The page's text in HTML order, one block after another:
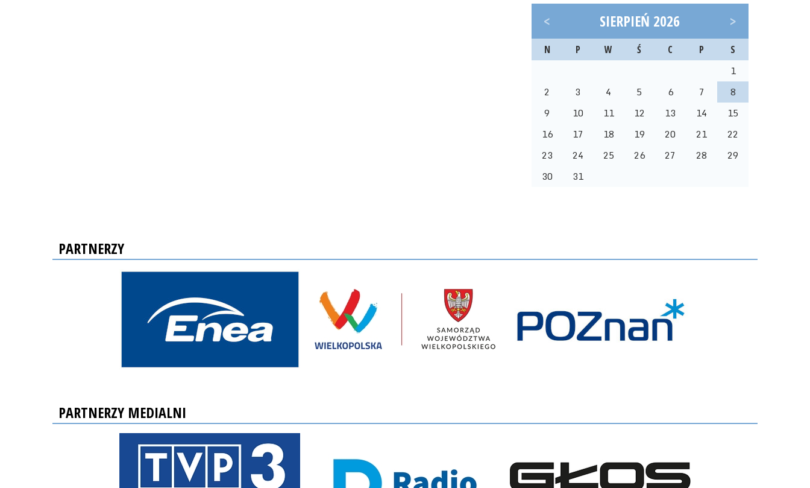
< SIERPIEŃ 2026 >
N P W Ś C P S
1
2
3 4 5 6 7
8
9
10 11 12 13 14
15
16
17 18 19 20 21
22
23
24 25 26 27 28
29
30
31
PARTNERZY
PARTNERZY MEDIALNI